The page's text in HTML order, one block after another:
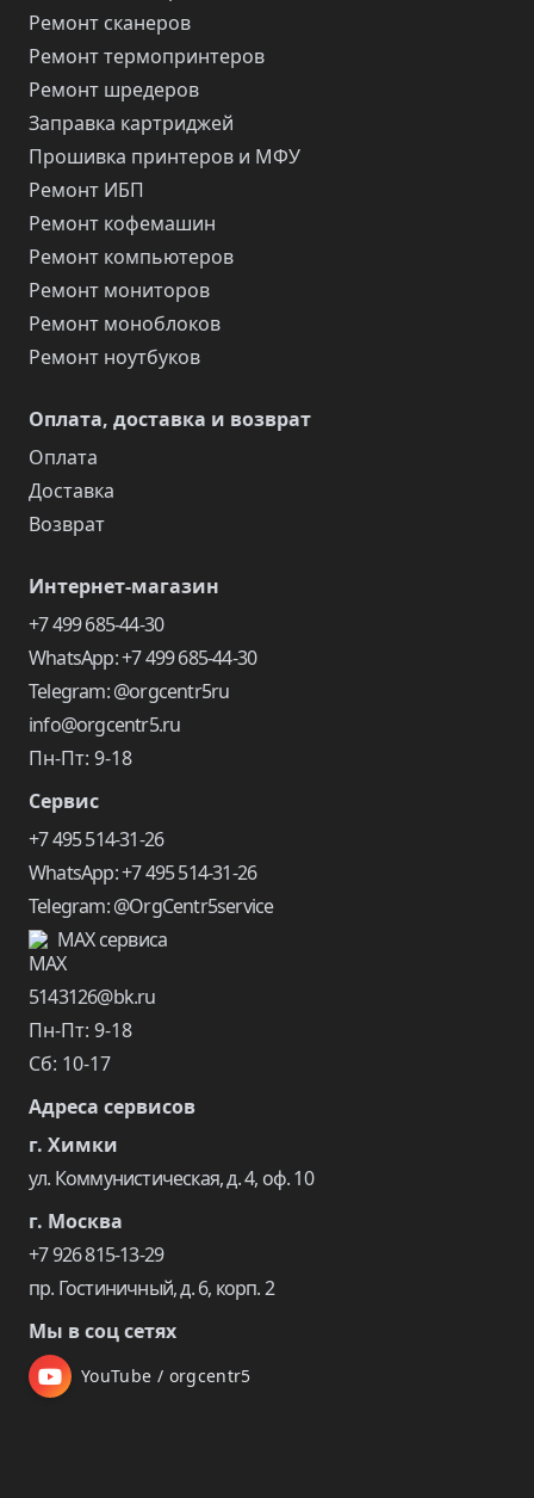
Ремонт сканеров
Ремонт термопринтеров
Ремонт шредеров
Заправка картриджей
Прошивка принтеров и МФУ
Ремонт ИБП
Ремонт кофемашин
Ремонт компьютеров
Ремонт мониторов
Ремонт моноблоков
Ремонт ноутбуков
Оплата, доставка и возврат
Оплата
Доставка
Возврат
Интернет-магазин
+7 499 685-44-30
WhatsApp: +7 499 685-44-30
Telegram: @orgcentr5ru
info@orgcentr5.ru
Пн-Пт: 9-18
Сервис
+7 495 514-31-26
WhatsApp: +7 495 514-31-26
Telegram: @OrgCentr5service
MAX сервиса
5143126@bk.ru
Пн-Пт: 9-18
Сб: 10-17
Адреса сервисов
г. Химки
ул. Коммунистическая, д. 4, оф. 10
г. Москва
+7 926 815-13-29
пр. Гостиничный, д. 6, корп. 2
Мы в соц сетях
YouTube / orgcentr5